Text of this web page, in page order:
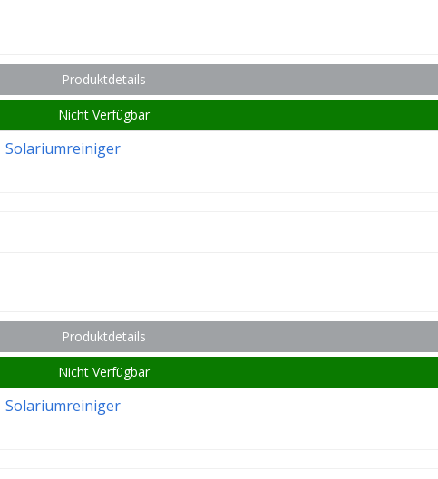
Produktdetails
Nicht Verfügbar
Solariumreiniger
Produktdetails
Nicht Verfügbar
Solariumreiniger